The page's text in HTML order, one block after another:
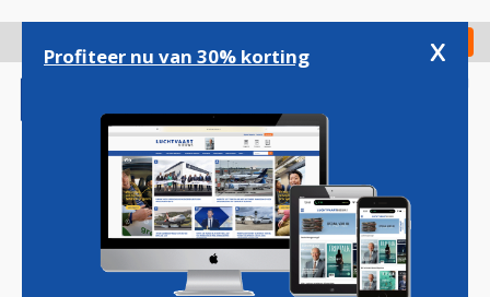
gaan
Check in
Magazine Podcasts Vacatures
Profiteer nu van 30% korting x